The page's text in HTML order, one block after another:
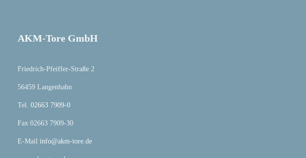
AKM-Tore GmbH
Friedrich-Pfeiffer-Straße 2
56459 Langenhahn
Tel. 02663 7909-0
Fax 02663 7909-30
E-Mail info@akm-tore.de